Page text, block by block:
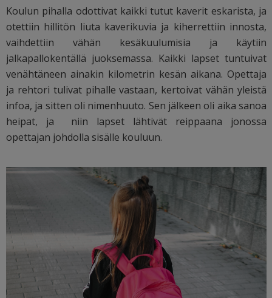
Koulun pihalla odottivat kaikki tutut kaverit eskarista, ja
otettiin hillitön liuta kaverikuvia ja kiherrettiin innosta,
vaihdettiin vähän kesäkuulumisia ja käytiin
jalkapallokentällä juoksemassa. Kaikki lapset tuntuivat
venähtäneen ainakin kilometrin kesän aikana. Opettaja
ja rehtori tulivat pihalle vastaan, kertoivat vähän yleistä
infoa, ja sitten oli nimenhuuto. Sen jälkeen oli aika sanoa
heipat, ja niin lapset lähtivät reippaana jonossa
opettajan johdolla sisälle kouluun.